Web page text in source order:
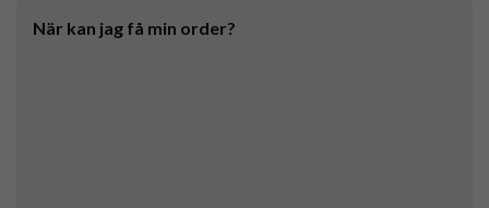
När kan jag få min order?